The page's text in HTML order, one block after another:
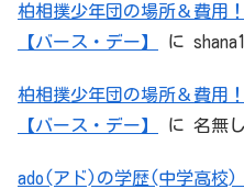
柏相撲少年団の場所＆費用
【バース・デー】
に
柏相撲少年団の場所＆費用
【バース・デー】
に 名無
ado(アド)の学歴(中学高校)